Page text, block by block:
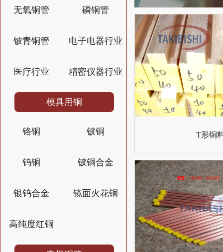
无氧铜管 磷铜管
铍青铜管 电子电器行业
医疗行业 精密仪器行业
模具用铜
铬铜 铍铜
钨铜 铍铜合金
银钨合金 镜面火花铜
高纯度红铜
T形铜